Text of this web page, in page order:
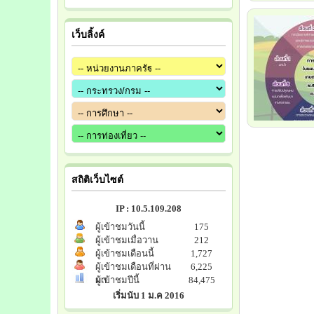
เว็บลิ้งค์
สถิติเว็บไซต์
IP : 10.5.109.208
ผู้เข้าชมวันนี้
175
ผู้เข้าชมเมื่อวาน
212
ผู้เข้าชมเดือนนี้
1,727
ผู้เข้าชมเดือนที่ผ่าน
มา
6,225
ผู้เข้าชมปีนี้
84,475
เริ่มนับ 1 ม.ค 2016